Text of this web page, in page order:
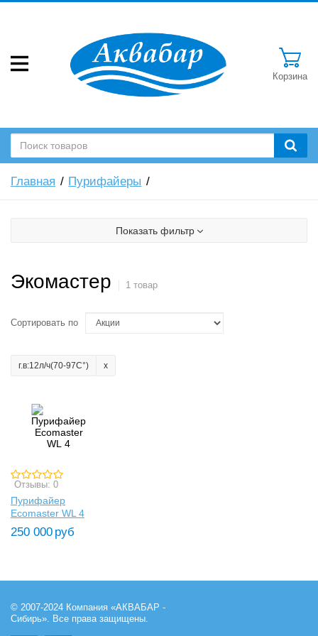
Корзина
Главная Пурифайеры
Показать фильтр
Экомастер 1 товар
Сортировать по
г.в:12л/ч(70-97C°)
Отзывы: 0
Пурифайер
Ecomaster WL 4
250 000 руб
© 2007-2024 Компания «АКВАБАР -
Сибирь». Все права защищены.